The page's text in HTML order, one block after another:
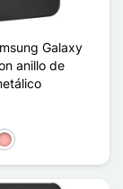
Galaxy
anillo de
rosa